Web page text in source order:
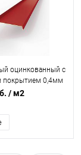
оцинкованный c
0,4мм
/ м2